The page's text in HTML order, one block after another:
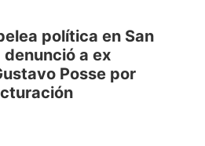
política en San
denunció a ex
Posse por